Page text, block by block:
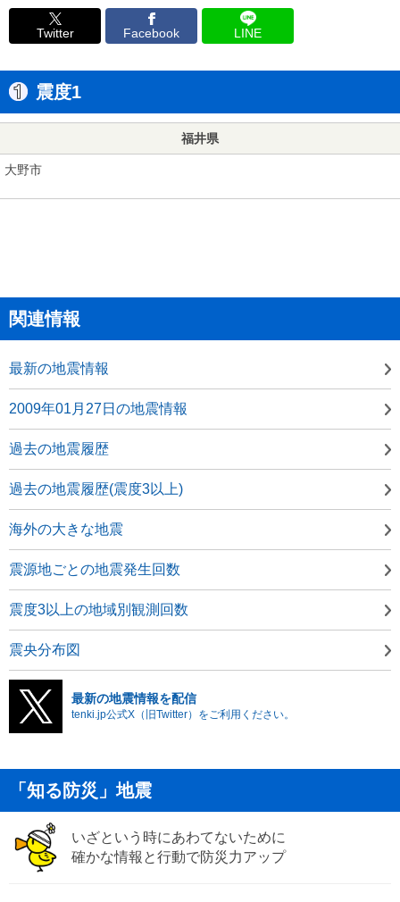
Twitter Facebook LINE
震度1
福井県
大野市
関連情報
最新の地震情報
2009年01月27日の地震情報
過去の地震履歴
過去の地震履歴(震度3以上)
海外の大きな地震
震源地ごとの地震発生回数
震度3以上の地域別観測回数
震央分布図
最新の地震情報を配信
tenki.jp公式X（旧Twitter）をご利用ください。
「知る防災」地震
いざという時にあわてないために
確かな情報と行動で防災力アップ